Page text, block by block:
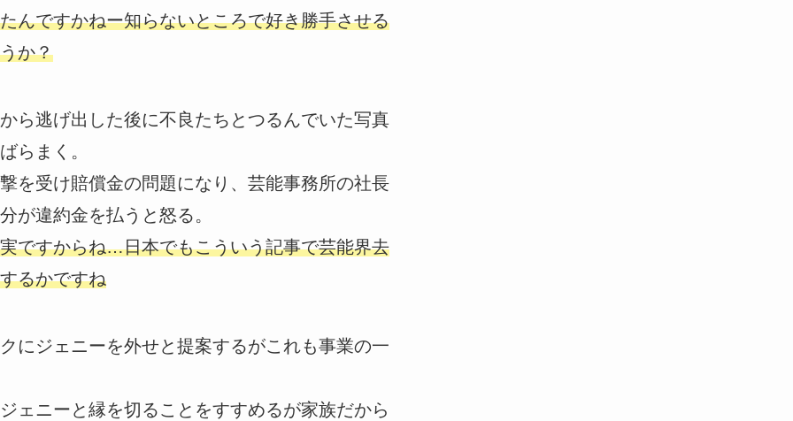
んですかねー知らないところで好き勝手させる
か？
ら逃げ出した後に不良たちとつるんでいた写真
らまく。
を受け賠償金の問題になり、芸能事務所の社長
が違約金を払うと怒る。
ですからね…日本でもこういう記事で芸能界去
るかですね
にジェニーを外せと提案するがこれも事業の一
ェニーと縁を切ることをすすめるが家族だから